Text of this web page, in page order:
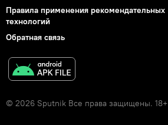
Правила применения рекомендательных
технологий
Обратная связь
© 2026 Sputnik Все права защищены. 18+